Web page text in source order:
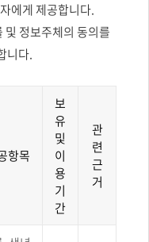
에게 제공합니다.
정보주체의 동의를
니다.
항목
보
유
및
이
용
기
간
관
련
근
거